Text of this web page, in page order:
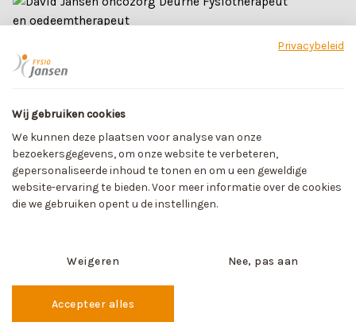
David Jansen
david@fysiopraktijkjansen.nl
BEKIJK PROFIEL
Fysio Jansen
info@fysiopraktijkjansen.nl
Privacybeleid
Wij gebruiken cookies
We kunnen deze plaatsen voor analyse van onze
bezoekersgegevens, om onze website te verbeteren,
gepersonaliseerde inhoud te tonen en om u een geweldige
website-ervaring te bieden. Voor meer informatie over de cookies
die we gebruiken opent u de instellingen.
Weigeren Nee, pas aan
Accepteer alles